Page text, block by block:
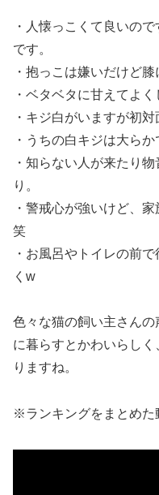
・人懐っこくて良いの
です。
・抱っこは嫌いだけど
・ベタベタに甘えてよく
・キジ白がいますが初
・うちの白キジは大ら
・知らない人が来たり
り。
・警戒心が強いけど、
笑
・お風呂やトイレの前
くw
色々な猫の飼い主さん
に暮らすとかわいらし
りますね。
※ランキングをまとめた